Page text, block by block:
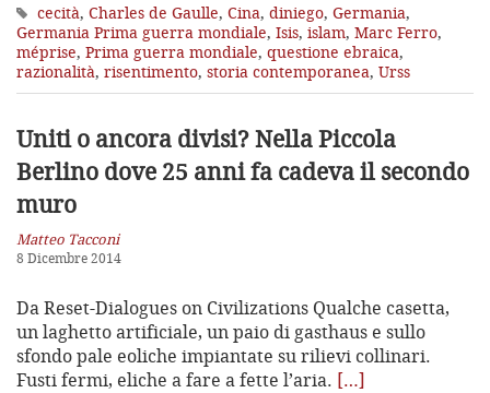
cecità, Charles de Gaulle, Cina, diniego, Germania,
Germania Prima guerra mondiale, Isis, islam, Marc Ferro,
méprise, Prima guerra mondiale, questione ebraica,
razionalità, risentimento, storia contemporanea, Urss
Uniti o ancora divisi? Nella Piccola
Berlino dove 25 anni fa cadeva il secondo
muro
Matteo Tacconi
8 Dicembre 2014
Da Reset-Dialogues on Civilizations Qualche casetta,
un laghetto artificiale, un paio di gasthaus e sullo
sfondo pale eoliche impiantate su rilievi collinari.
Fusti fermi, eliche a fare a fette l’aria. […]